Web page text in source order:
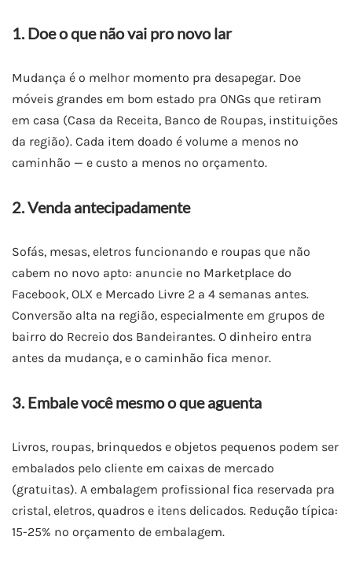
1. Doe o que não vai pro novo lar
Mudança é o melhor momento pra desapegar. Doe
móveis grandes em bom estado pra ONGs que retiram
em casa (Casa da Receita, Banco de Roupas, instituições
da região). Cada item doado é volume a menos no
caminhão — e custo a menos no orçamento.
2. Venda antecipadamente
Sofás, mesas, eletros funcionando e roupas que não
cabem no novo apto: anuncie no Marketplace do
Facebook, OLX e Mercado Livre 2 a 4 semanas antes.
Conversão alta na região, especialmente em grupos de
bairro do Recreio dos Bandeirantes. O dinheiro entra
antes da mudança, e o caminhão fica menor.
3. Embale você mesmo o que aguenta
Livros, roupas, brinquedos e objetos pequenos podem ser
embalados pelo cliente em caixas de mercado
(gratuitas). A embalagem profissional fica reservada pra
cristal, eletros, quadros e itens delicados. Redução típica:
15-25% no orçamento de embalagem.